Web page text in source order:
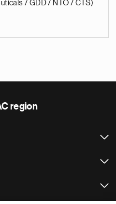
/ GDD / NTO / CTS)
region